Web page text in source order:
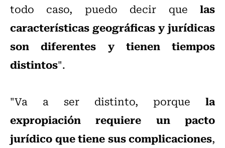
todo caso, puedo decir que las
características geográficas y jurídicas
son diferentes y tienen tiempos
distintos".
"Va a ser distinto, porque la
expropiación requiere un pacto
jurídico que tiene sus complicaciones,